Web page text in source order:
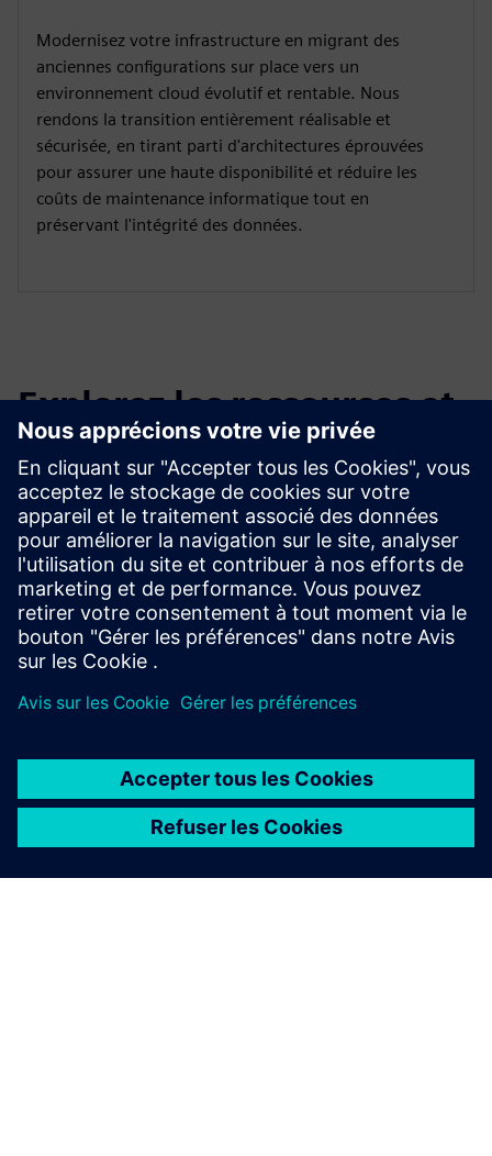
Modernisez votre infrastructure en migrant des
anciennes configurations sur place vers un
environnement cloud évolutif et rentable. Nous
rendons la transition entièrement réalisable et
sécurisée, en tirant parti d'architectures éprouvées
pour assurer une haute disponibilité et réduire les
coûts de maintenance informatique tout en
préservant l'intégrité des données.
Explorez les ressources et
les produits connexes
Renseignements et ressources
supplémentaires
OYTEC | Page d'accueil